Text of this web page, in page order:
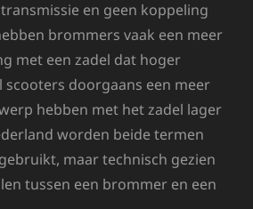
en geen koppeling
brommers vaak een meer
met een zadel dat hoger
scooters doorgaans een meer
hebben met het zadel lager
worden beide termen
maar technisch gezien
tussen een brommer en een